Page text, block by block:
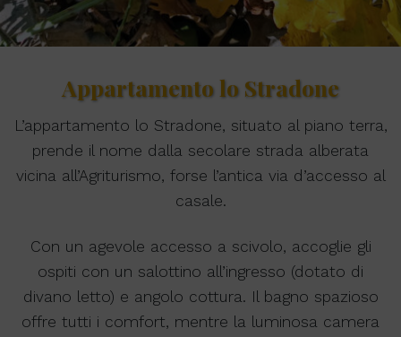
Appartamento lo Stradone
L’appartamento lo Stradone, situato al piano terra,
prende il nome dalla secolare strada alberata
vicina all’Agriturismo, forse l’antica via d’accesso al
casale.
Con un agevole accesso a scivolo, accoglie gli
ospiti con un salottino all’ingresso (dotato di
divano letto) e angolo cottura. Il bagno spazioso
offre tutti i comfort, mentre la luminosa camera